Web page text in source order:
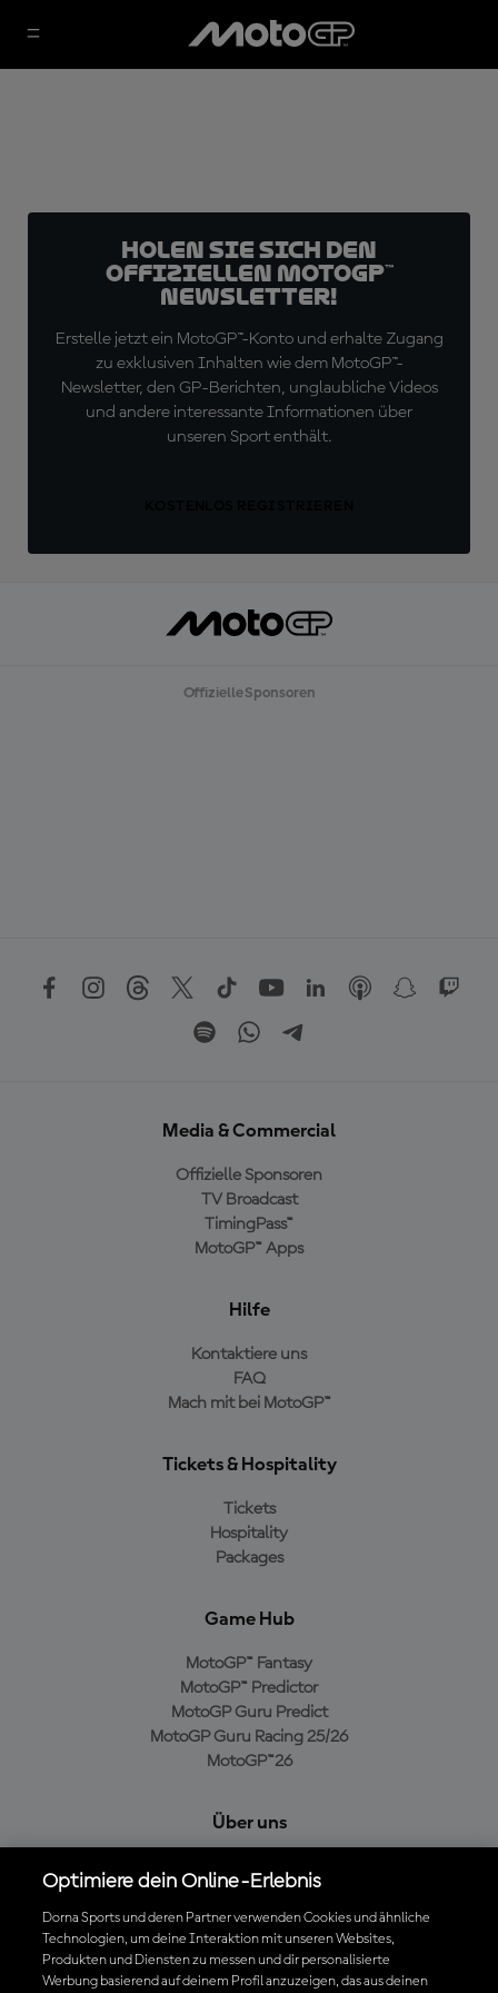
Holen Sie sich den
offiziellen MotoGP™
Newsletter!
Erstelle jetzt ein MotoGP™-Konto und erhalte Zugang
zu exklusiven Inhalten wie dem MotoGP™-
Newsletter, den GP-Berichten, unglaubliche Videos
und andere interessante Informationen über
unseren Sport enthält.
Offizielle Sponsoren
Media & Commercial
Offizielle Sponsoren
TV Broadcast
TimingPass™
MotoGP™ Apps
Hilfe
Kontaktiere uns
FAQ
Mach mit bei MotoGP™
Tickets & Hospitality
Tickets
Hospitality
Packages
Game Hub
MotoGP™ Fantasy
MotoGP™ Predictor
MotoGP Guru Predict
MotoGP Guru Racing 25/26
MotoGP™26
Über uns
Cookie-Richtlinien
Geschäftsbedingungen
Datenschutzrichtlinien
Kaufrichtlinie
Optimiere dein Online-Erlebnis
Dorna Sports und deren Partner verwenden Cookies und ähnliche
Technologien, um deine Interaktion mit unseren Websites,
Produkten und Diensten zu messen und dir personalisierte
Werbung basierend auf deinem Profil anzuzeigen, das aus deinen